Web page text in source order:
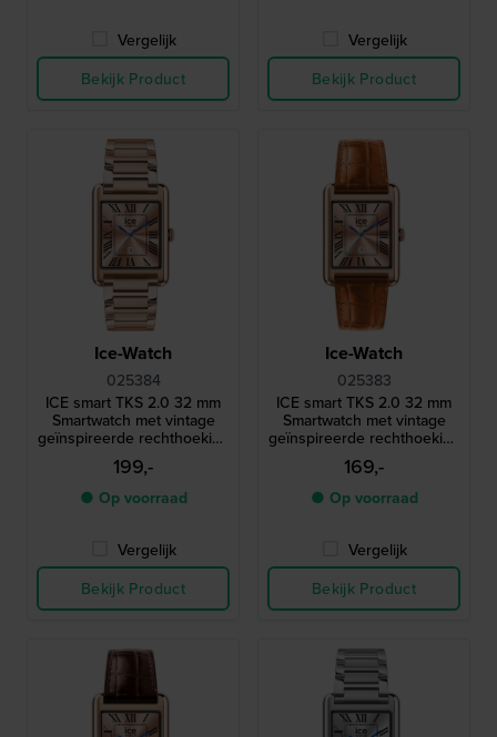
Vergelijk
Bekijk Product
Vergelijk
Bekijk Product
Ice-Watch
025384
ICE smart TKS 2.0 32 mm
Smartwatch met vintage
geïnspireerde rechthoekige
kast en 1,41" Amoled
touchscreen
199,-
● Op voorraad
Vergelijk
Bekijk Product
Ice-Watch
025383
ICE smart TKS 2.0 32 mm
Smartwatch met vintage
geïnspireerde rechthoekige
kast en 1,41" Amoled
touchscreen
169,-
● Op voorraad
Vergelijk
Bekijk Product